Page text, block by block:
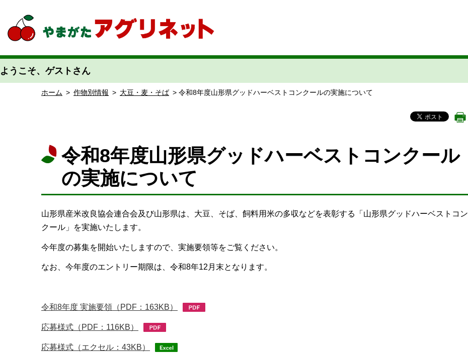
ようこそ、ゲストさん
ホーム > 作物別情報 > 大豆・麦・そば > 令和8年度山形県グッドハーベストコンクールの実施について
令和8年度山形県グッドハーベストコンクール
の実施について
山形県産米改良協会連合会及び山形県は、大豆、そば、飼料用米の多収などを表彰する「山形県グッドハーベストコン
クール」を実施いたします。
今年度の募集を開始いたしますので、実施要領等をご覧ください。
なお、今年度のエントリー期限は、令和8年12月末となります。
令和8年度 実施要領（PDF：163KB）
応募様式（PDF：116KB）
応募様式（エクセル：43KB）